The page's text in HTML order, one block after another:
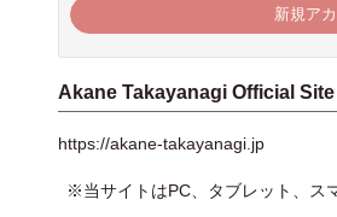
新規ア
Akane Takayanagi Official Site
https://akane-takayanagi.jp
※当サイトはPC、タブレット、ス